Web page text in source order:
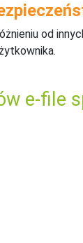
od
e-file